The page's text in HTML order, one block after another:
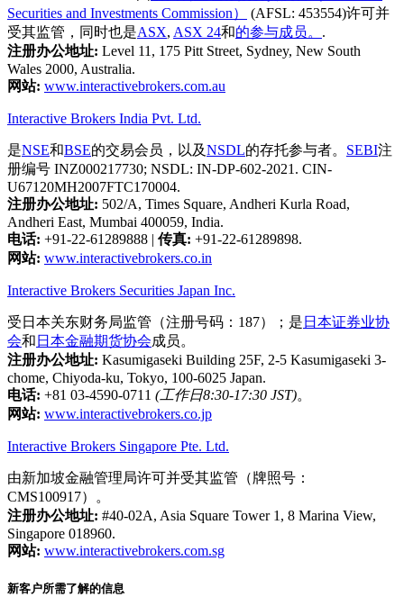
Securities and Investments Commission）
(AFSL: 453554)许可并
受其监管，同时也是ASX, ASX 24和的参与成员。 .
注册办公地址: Level 11, 175 Pitt Street, Sydney, New South
Wales 2000, Australia.
网站: www.interactivebrokers.com.au
Interactive Brokers India Pvt. Ltd.
是NSE和BSE的交易会员，以及NSDL的存托参与者。 SEBI注
册编号 INZ000217730; NSDL: IN-DP-602-2021. CIN-
U67120MH2007FTC170004.
注册办公地址: 502/A, Times Square, Andheri Kurla Road,
Andheri East, Mumbai 400059, India.
电话: +91-22-61289888 | 传真: +91-22-61289898.
网站: www.interactivebrokers.co.in
Interactive Brokers Securities Japan Inc.
受日本关东财务局监管（注册号码：187）；是 日本证券业协
会和 日本金融期货协会成员。
注册办公地址: Kasumigaseki Building 25F, 2-5 Kasumigaseki 3-
chome, Chiyoda-ku, Tokyo, 100-6025 Japan.
电话: +81 03-4590-0711 (工作日8:30-17:30 JST)。
网站: www.interactivebrokers.co.jp
Interactive Brokers Singapore Pte. Ltd.
由新加坡金融管理局许可并受其监管（牌照号：
CMS100917）。
注册办公地址: #40-02A, Asia Square Tower 1, 8 Marina View,
Singapore 018960.
网站: www.interactivebrokers.com.sg
新客户所需了解的信息